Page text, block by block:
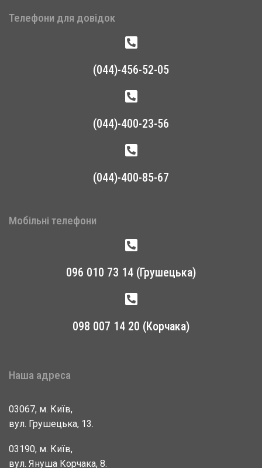
Телефони для довідок
(044)-456-52-05
(044)-400-23-56
(044)-400-85-67
Мобільні телефони
096 010 73 14 (Грушецька)
098 007 14 20 (Корчака)
Наша адреса
03067, м. Київ,
вул. Грушецька, 13.
03190, м. Київ,
вул. Януша Корчака, 8.